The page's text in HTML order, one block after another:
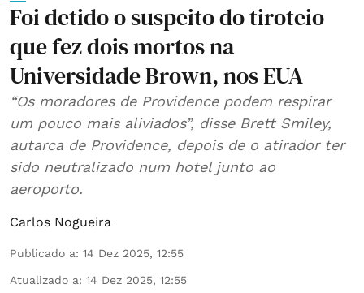
Foi detido o suspeito do tiroteio
que fez dois mortos na
Universidade Brown, nos EUA
“Os moradores de Providence podem respirar
um pouco mais aliviados”, disse Brett Smiley,
autarca de Providence, depois de o atirador ter
sido neutralizado num hotel junto ao
aeroporto.
Carlos Nogueira
Publicado a: 14 Dez 2025, 12:55
Atualizado a: 14 Dez 2025, 12:55